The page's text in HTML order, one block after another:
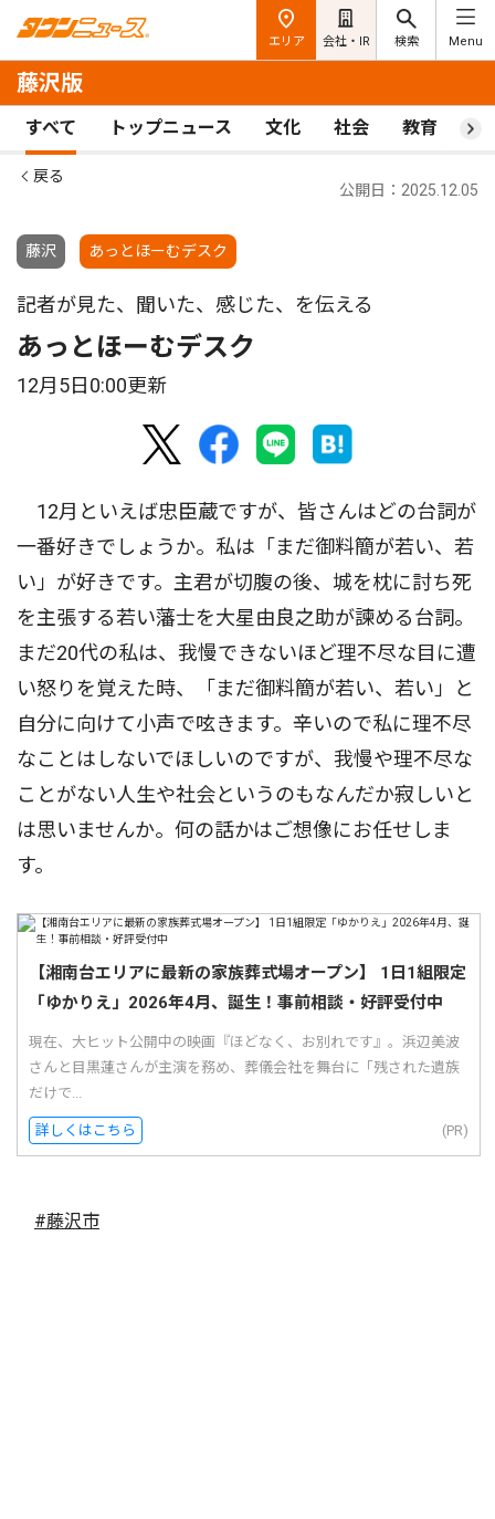
エリア 会社・IR 検索 Menu
藤沢版
すべて トップニュース 文化 社会 教育 ス
戻る
藤沢 あっとほーむデスク
公開日：2025.12.05
記者が見た、聞いた、感じた、を伝える
あっとほーむデスク
12月5日0:00更新
12月といえば忠臣蔵ですが、皆さんはどの台詞が
一番好きでしょうか。私は「まだ御料簡が若い、若
い」が好きです。主君が切腹の後、城を枕に討ち死
を主張する若い藩士を大星由良之助が諫める台詞。
まだ20代の私は、我慢できないほど理不尽な目に遭
い怒りを覚えた時、「まだ御料簡が若い、若い」と
自分に向けて小声で呟きます。辛いので私に理不尽
なことはしないでほしいのですが、我慢や理不尽な
ことがない人生や社会というのもなんだか寂しいと
は思いませんか。何の話かはご想像にお任せしま
す。
【湘南台エリアに最新の家族葬式場オープン】 1日1組限定
「ゆかりえ」2026年4月、誕生！事前相談・好評受付中
現在、大ヒット公開中の映画『ほどなく、お別れです』。浜辺美波
さんと目黒蓮さんが主演を務め、葬儀会社を舞台に「残された遺族
だけで...
詳しくはこちら (PR)
#藤沢市